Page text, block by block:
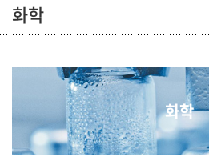
화학
화학